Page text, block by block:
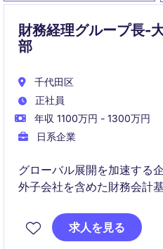
財務経理グループ長-
部
千代田区
正社員
年収 1100万円 - 1300万円
日系企業
グローバル展開を加速する
外子会社を含めた財務会計
接連携しながら、グローバ
決算高度化、M&Aや海外拠
求人を見る